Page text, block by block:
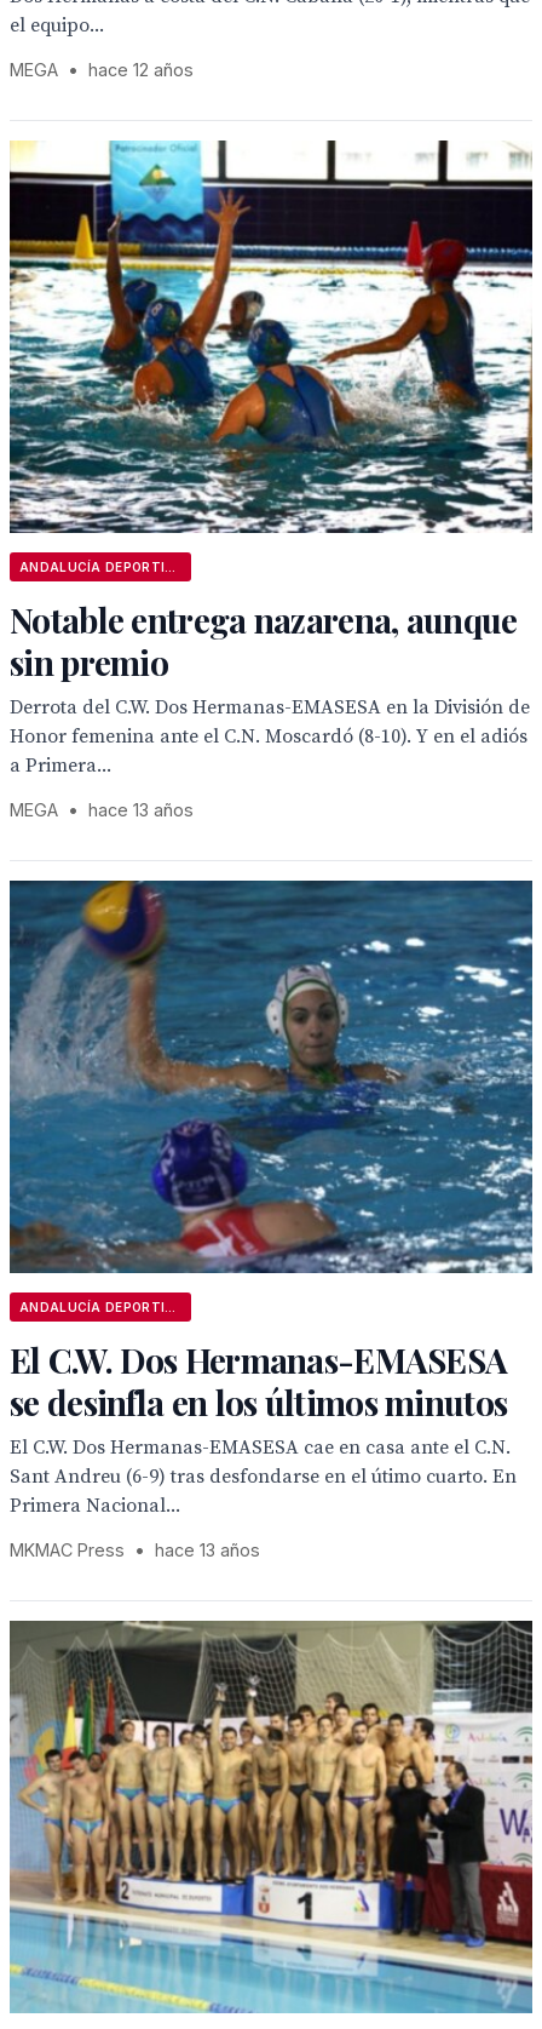
el equipo...
MEGA • hace 12 años
Notable entrega nazarena, aunque
sin premio
Derrota del C.W. Dos Hermanas-EMASESA en la División de
Honor femenina ante el C.N. Moscardó (8-10). Y en el adiós
a Primera...
MEGA • hace 13 años
El C.W. Dos Hermanas-EMASESA
se desinfla en los últimos minutos
El C.W. Dos Hermanas-EMASESA cae en casa ante el C.N.
Sant Andreu (6-9) tras desfondarse en el útimo cuarto. En
Primera Nacional...
MKMAC Press • hace 13 años